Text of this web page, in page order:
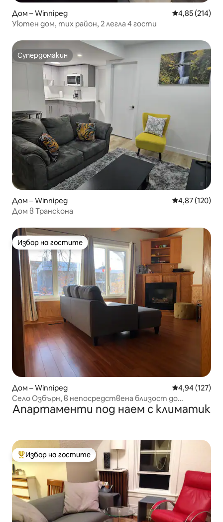
Дом – Winnipeg Средна
4,85 (214)
Уютен дом, тих район, 2 легла 4 гости
Супердомакин
Супердомакин
Дом – Winnipeg Средна
4,87 (120)
Дом в Транскона
Избор на гостите
Избор на гостите
Дом – Winnipeg Средна
4,94 (127)
Село Озбърн, в непосредствена близост до
центъра, основен етаж
Апартаменти под наем с климатик
Най-популярен избор на гостите
Избор на гостите